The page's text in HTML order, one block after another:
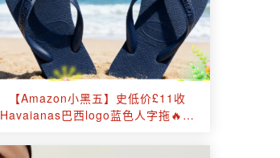
【Amazon小黑五】史低价£11收
Havaianas巴西logo蓝色人字拖🔥穿